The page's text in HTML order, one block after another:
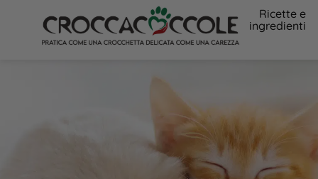
Ricette e
ingredienti